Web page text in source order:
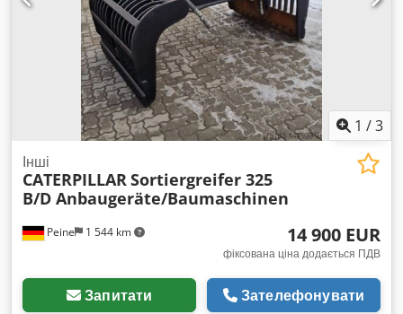
1 /3
Peine 1 544 km
Інші
CATERPILLARSortiergreifer 325
B/D Anbaugeräte/Baumaschinen
14 900 EUR
фіксована ціна додається ПДВ
Запитати Зателефонувати